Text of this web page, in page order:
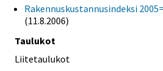
Rakennuskustannusindeksi
(11.8.2006)
Taulukot
Liitetaulukot